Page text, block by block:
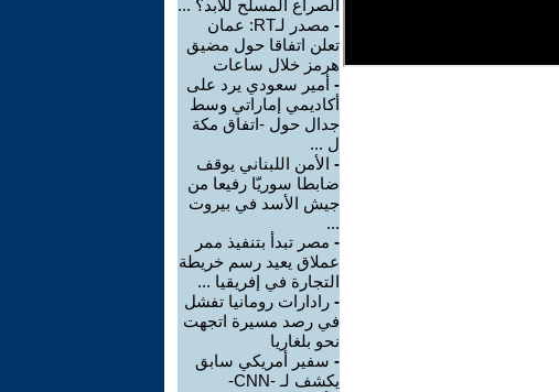
الصراع المسلح للأبد؟ ...
-
مصدر لـRT: عمان
تعلن اتفاقا حول مضيق
هرمز خلال ساعات
- أمير سعودي يرد على
أكاديمي إماراتي وسط
جدال حول -اتفاق مكة
ل ...
- الأمن اللبناني يوقف
ضابطا سوريّا رفيعا من
جيش الأسد في بيروت
...
- مصر تبدأ بتنفيذ ممر
عملاق يعيد رسم خريطة
التجارة في إفريقيا ...
- رادارات رومانيا تفشل
في رصد مسيرة اتجهت
نحو بلغاريا
- سفير أمريكي سابق
يكشف لـ -CNN-